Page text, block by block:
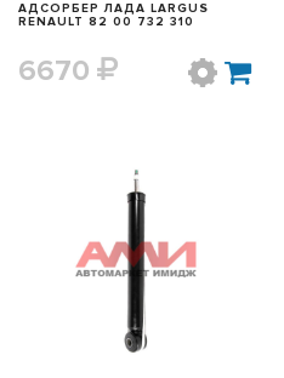
АДСОРБЕР ЛАДА LARGUS
RENAULT 82 00 732 310
6670
БЫСТРЫЙ ПРОСМОТР